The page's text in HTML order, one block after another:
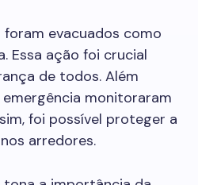
evacuados como
Essa ação foi crucial
de todos. Além
monitoraram
foi possível proteger a
arredores.